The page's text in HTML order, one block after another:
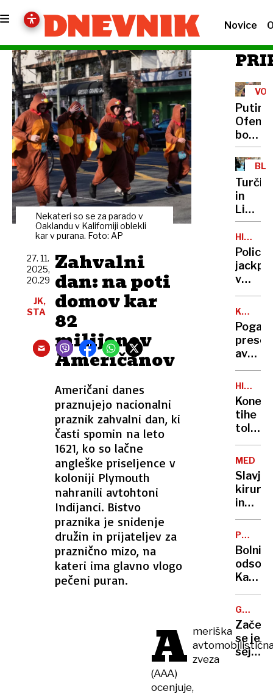
Novice
Nekateri so se za parado v
Oaklandu v Kaliforniji oblekli
kar v purana. Foto: AP
Zahvalni
dan: na poti
domov kar
82
milijonov
Američanov
Američani danes
praznujejo nacionalni
praznik zahvalni dan, ki
časti spomin na leto
1621, ko so lačne
angleške priseljence v
koloniji Plymouth
nahranili avtohtoni
Indijanci. Bistvo
praznika je snidenje
družin in prijateljev za
praznično mizo, na
kateri ima glavno vlogo
pečeni puran.
27. 11.
2025,
20.29
JK,
STA
A meriška
zveza
(AAA)
ocenjuje,
V
Putin:
bomo
ko
se
bodo
sile
iz
Turčija
in
težka
pot
papeža
na
HIŠNE
v
zasegli
12
in
20.000
OTOKI
s
turisti
VOJNA
Konec
tihe
Evropa
za
bolj
na
ruske
Slavje
in
o
obraza
Kako
bo
videti
laični
nadzor
in
kaj
Začel
se je
sejem